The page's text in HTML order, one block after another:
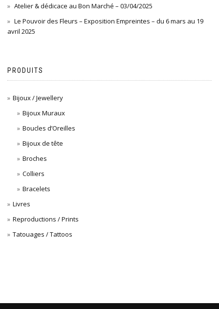
Atelier & dédicace au Bon Marché – 03/04/2025
Le Pouvoir des Fleurs – Exposition Empreintes – du 6 mars au 19
avril 2025
PRODUITS
Bijoux / Jewellery
Bijoux Muraux
Boucles d’Oreilles
Bijoux de tête
Broches
Colliers
Bracelets
Livres
Reproductions / Prints
Tatouages / Tattoos